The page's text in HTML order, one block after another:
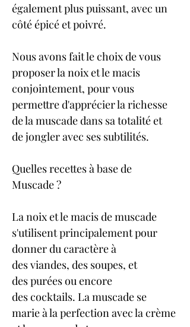
également plus puissant, avec un
côté épicé et poivré.
Nous avons fait le choix de vous
proposer la noix et le macis
conjointement, pour vous
permettre d'apprécier la richesse
de la muscade dans sa totalité et
de jongler avec ses subtilités.
Quelles recettes à base de
Muscade ?
La noix et le macis de muscade
s'utilisent principalement pour
donner du caractère à
des viandes, des soupes, et
des purées ou encore
des cocktails. La muscade se
marie à la perfection avec la crème